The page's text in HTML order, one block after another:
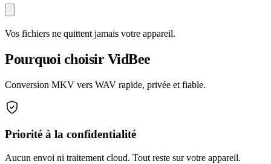
Vos fichiers ne quittent jamais votre appareil.
Pourquoi choisir VidBee
Conversion MKV vers WAV rapide, privée et fiable.
Priorité à la confidentialité
Aucun envoi ni traitement cloud. Tout reste sur votre appareil.